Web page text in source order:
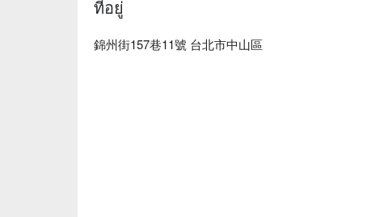
ที่อยู่
錦州街157巷11號 台北市中山區